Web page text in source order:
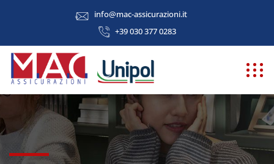
info@mac-assicurazioni.it
+39 030 377 0283